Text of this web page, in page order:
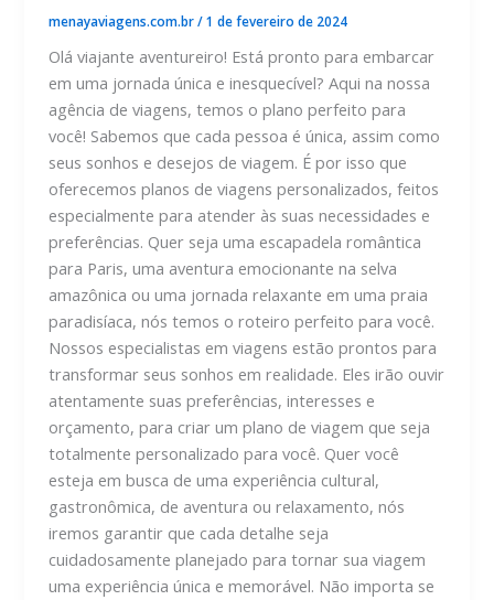
menayaviagens.com.br/1 de fevereiro de 2024
Olá viajante aventureiro! Está pronto para embarcar
em uma jornada única e inesquecível? Aqui na nossa
agência de viagens, temos o plano perfeito para
você! Sabemos que cada pessoa é única, assim como
seus sonhos e desejos de viagem. É por isso que
oferecemos planos de viagens personalizados, feitos
especialmente para atender às suas necessidades e
preferências. Quer seja uma escapadela romântica
para Paris, uma aventura emocionante na selva
amazônica ou uma jornada relaxante em uma praia
paradisíaca, nós temos o roteiro perfeito para você.
Nossos especialistas em viagens estão prontos para
transformar seus sonhos em realidade. Eles irão ouvir
atentamente suas preferências, interesses e
orçamento, para criar um plano de viagem que seja
totalmente personalizado para você. Quer você
esteja em busca de uma experiência cultural,
gastronômica, de aventura ou relaxamento, nós
iremos garantir que cada detalhe seja
cuidadosamente planejado para tornar sua viagem
uma experiência única e memorável. Não importa se